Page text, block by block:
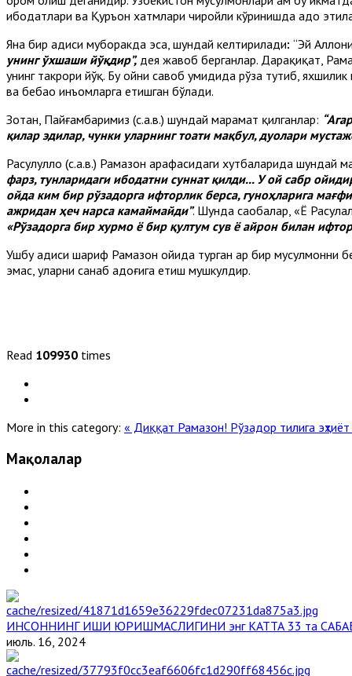
ибодатлари ва Қуръон хатмлари чиройли кўринишда адо
Яна бир ҳадиси муборакда эса, шундай келтирилади: “Эй
унинг ўхшаши йўқдир”, дея жавоб берганлар. Дарҳақиқат,
унинг такрори йўқ. Бу ойни савоб умидида рўза тутиб, яхшилик
ва бебаҳо инъомларга етишган бўлади.
Зотан, Пайғамбаримиз (с.а.в.) шундай марҳамат қилганлар:
қилар эдилар, чунки уларнинг тоати мақбул, дуолари
Расулуллоҳ (с.а.в.) Рамазон арафасидаги хутбаларида шундай
фарз, тунларидаги ибодатни суннат қилди... У ой сабр
ойда ким бир рўзадорга ифторлик берса, гуноҳларига
ажридан ҳеч нарса камаймайди”. Шунда саҳобалар, «Ё
«Рўзадорга бир хурмо ё бир қултум сув ё айрон билан
Ушбу ҳадиси шариф Рамазон ойида турган ҳар бир
эмас, уларни санаб адоғига етиш мушкулдир.
Read 109930 times
More in this category: « Диққат Рамазон! Рўзадор тилига
Мақолалар
ИНСОННИНГ ИШИ ЮРИШМАСЛИГИНИ энг КАТТА 33 та
июль. 16, 2024